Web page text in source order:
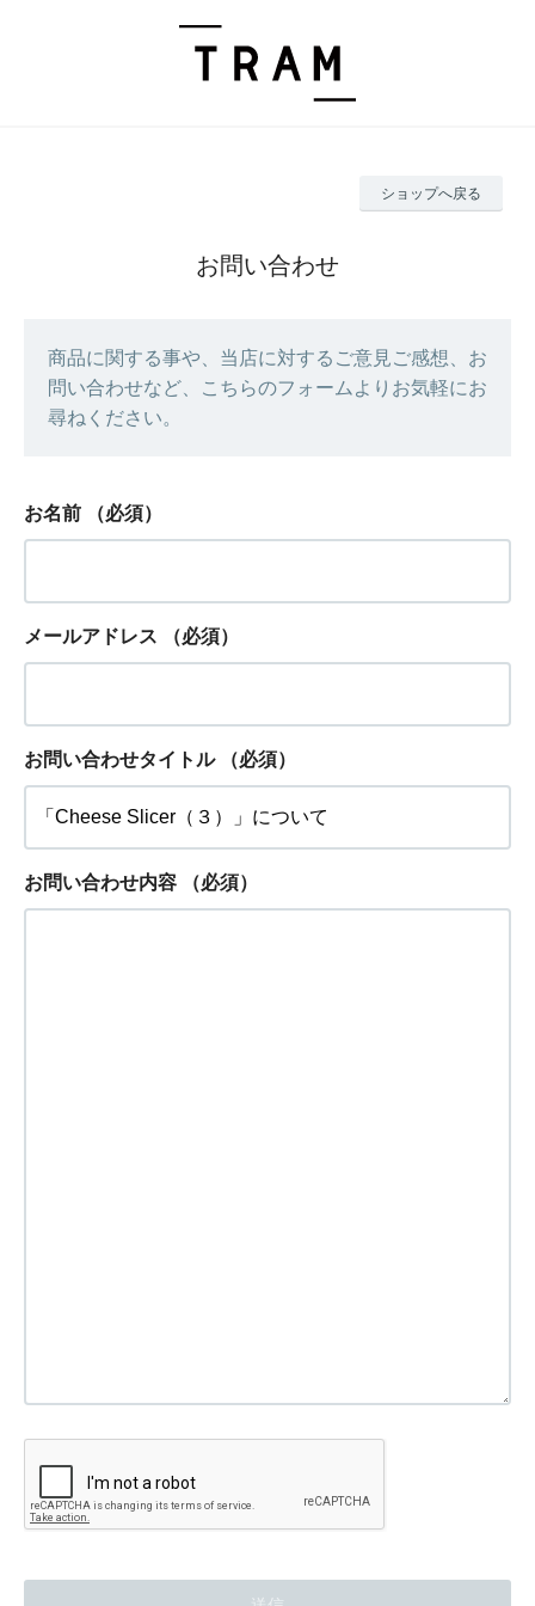
ショップへ戻る
お問い合わせ
商品に関する事や、当店に対するご意見ご感想、お
問い合わせなど、こちらのフォームよりお気軽にお
尋ねください。
お名前 （必須）
メールアドレス （必須）
お問い合わせタイトル （必須）
お問い合わせ内容 （必須）